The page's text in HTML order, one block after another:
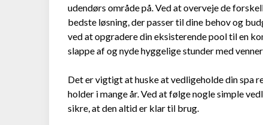
udendørs område på. Ved at overveje de
bedste løsning, der passer til dine behov og
ved at opgradere din eksisterende pool til en
slappe af og nyde hyggelige stunder med
Det er vigtigt at huske at vedligeholde din spa
holder i mange år. Ved at følge nogle simple
sikre, at den altid er klar til brug.